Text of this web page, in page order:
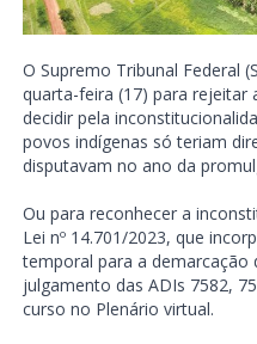
O Supremo Tribunal Federal
quarta-feira (17) para
decidir pela
povos indígenas só teriam
disputavam no ano da
Ou para reconhecer a
Lei nº 14.701/2023, que
temporal para a demarcação
julgamento das ADIs 7582,
curso no Plenário virtual.